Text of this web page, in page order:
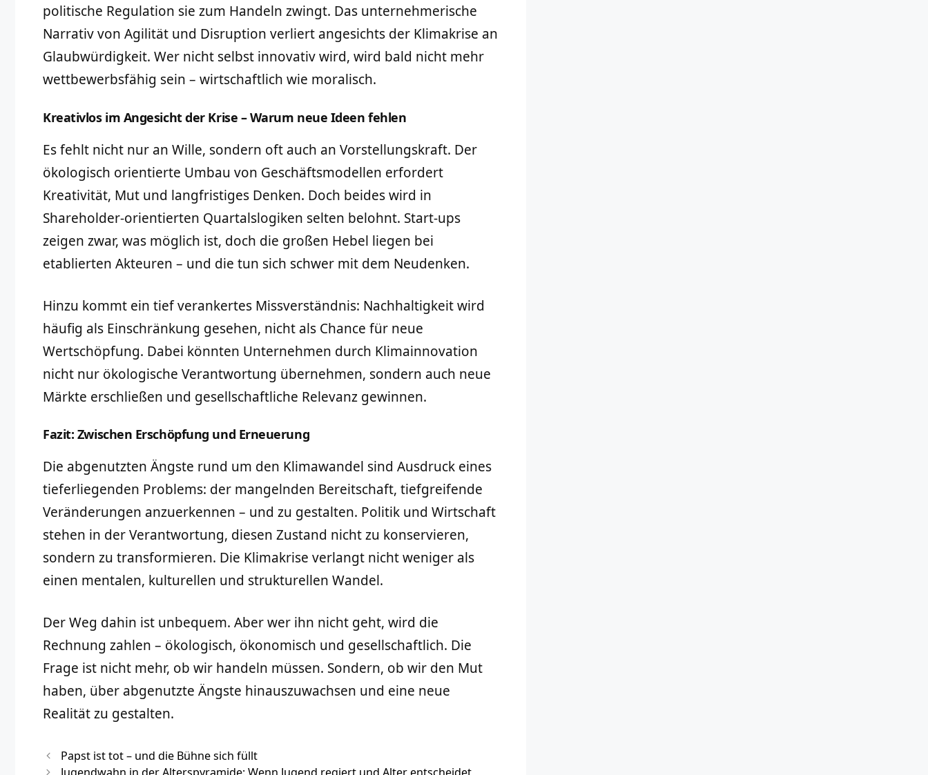
politische Regulation sie zum Handeln zwingt. Das unternehmerische
Narrativ von Agilität und Disruption verliert angesichts der Klimakrise an
Glaubwürdigkeit. Wer nicht selbst innovativ wird, wird bald nicht mehr
wettbewerbsfähig sein – wirtschaftlich wie moralisch.
Kreativlos im Angesicht der Krise – Warum neue Ideen fehlen
Es fehlt nicht nur an Wille, sondern oft auch an Vorstellungskraft. Der
ökologisch orientierte Umbau von Geschäftsmodellen erfordert
Kreativität, Mut und langfristiges Denken. Doch beides wird in
Shareholder-orientierten Quartalslogiken selten belohnt. Start-ups
zeigen zwar, was möglich ist, doch die großen Hebel liegen bei
etablierten Akteuren – und die tun sich schwer mit dem Neudenken.
Hinzu kommt ein tief verankertes Missverständnis: Nachhaltigkeit wird
häufig als Einschränkung gesehen, nicht als Chance für neue
Wertschöpfung. Dabei könnten Unternehmen durch Klimainnovation
nicht nur ökologische Verantwortung übernehmen, sondern auch neue
Märkte erschließen und gesellschaftliche Relevanz gewinnen.
Fazit: Zwischen Erschöpfung und Erneuerung
Die abgenutzten Ängste rund um den Klimawandel sind Ausdruck eines
tieferliegenden Problems: der mangelnden Bereitschaft, tiefgreifende
Veränderungen anzuerkennen – und zu gestalten. Politik und Wirtschaft
stehen in der Verantwortung, diesen Zustand nicht zu konservieren,
sondern zu transformieren. Die Klimakrise verlangt nicht weniger als
einen mentalen, kulturellen und strukturellen Wandel.
Der Weg dahin ist unbequem. Aber wer ihn nicht geht, wird die
Rechnung zahlen – ökologisch, ökonomisch und gesellschaftlich. Die
Frage ist nicht mehr, ob wir handeln müssen. Sondern, ob wir den Mut
haben, über abgenutzte Ängste hinauszuwachsen und eine neue
Realität zu gestalten.
Papst ist tot – und die Bühne sich füllt